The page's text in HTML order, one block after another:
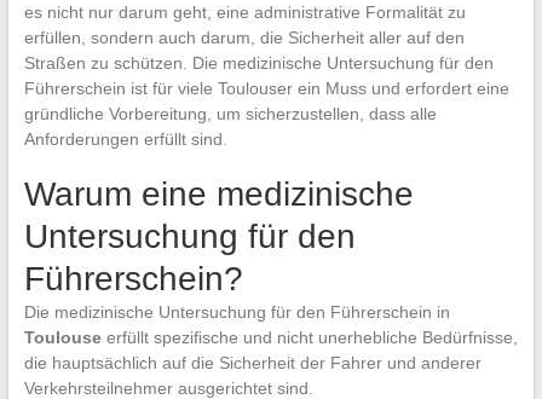
es nicht nur darum geht, eine administrative Formalität zu
erfüllen, sondern auch darum, die Sicherheit aller auf den
Straßen zu schützen. Die medizinische Untersuchung für den
Führerschein ist für viele Toulouser ein Muss und erfordert eine
gründliche Vorbereitung, um sicherzustellen, dass alle
Anforderungen erfüllt sind.
Warum eine medizinische
Untersuchung für den
Führerschein?
Die medizinische Untersuchung für den Führerschein in
Toulouseerfüllt spezifische und nicht unerhebliche Bedürfnisse,
die hauptsächlich auf die Sicherheit der Fahrer und anderer
Verkehrsteilnehmer ausgerichtet sind.